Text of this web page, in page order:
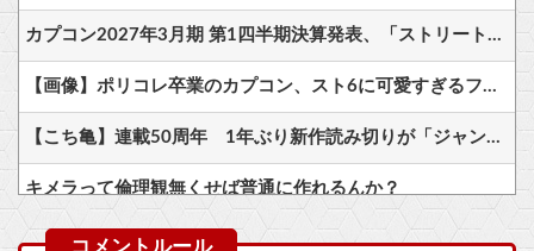
カプコン2027年3月期 第1四半期決算発表、「ストリートファイター6」の販売本数は6月末までに720万本、3か月で49万本の売上。
【画像】ポリコレ卒業のカプコン、スト6に可愛すぎるフィリピン人キャラ実装！
【こち亀】連載50周年 1年ぶり新作読み切りが「ジャンプ」に
キメラって倫理観無くせば普通に作れるんか？
【画像】ホロライブ新作ソシャゲ、またえちえち水着ガチャｗｗ